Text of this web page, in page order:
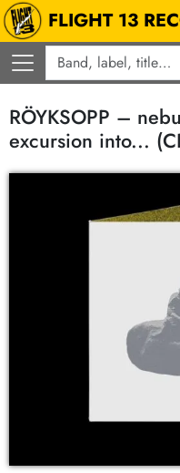
FLIGHT 13
RÖYKSOPP –
excursion into...